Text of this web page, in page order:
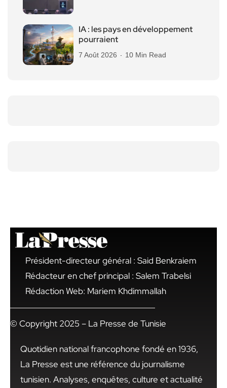
IA : les pays en développement
pourraient
7 Août 2026 10 Min Read
Président-directeur général : Said Benkraiem
Rédacteur en chef principal : Salem Trabelsi
Rédaction Web: Mariem Khdimmallah
© Copyright 2025 – La Presse de Tunisie
Quotidien national francophone fondé en 1936,
La Presse est une référence du journalisme
tunisien. Analyses, enquêtes, culture et actualité